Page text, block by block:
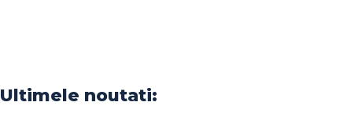
Ultimele noutati: